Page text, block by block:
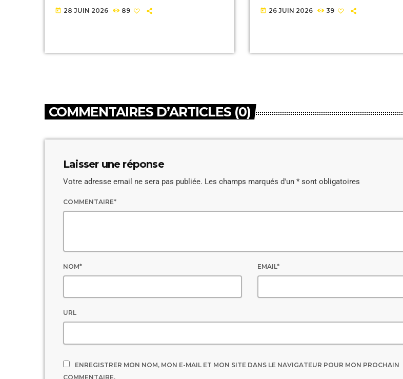
today 28 JUIN 2026 89 today 26 JUIN 2026 39
COMMENTAIRES D’ARTICLES (0)
Laisser une réponse
Votre adresse email ne sera pas publiée. Les champs marqués d'un * sont obligatoires
COMMENTAIRE*
NOM* EMAIL*
URL
ENREGISTRER MON NOM, MON E-MAIL ET MON SITE DANS LE NAVIGATEUR POUR MON PROCHAIN
COMMENTAIRE.